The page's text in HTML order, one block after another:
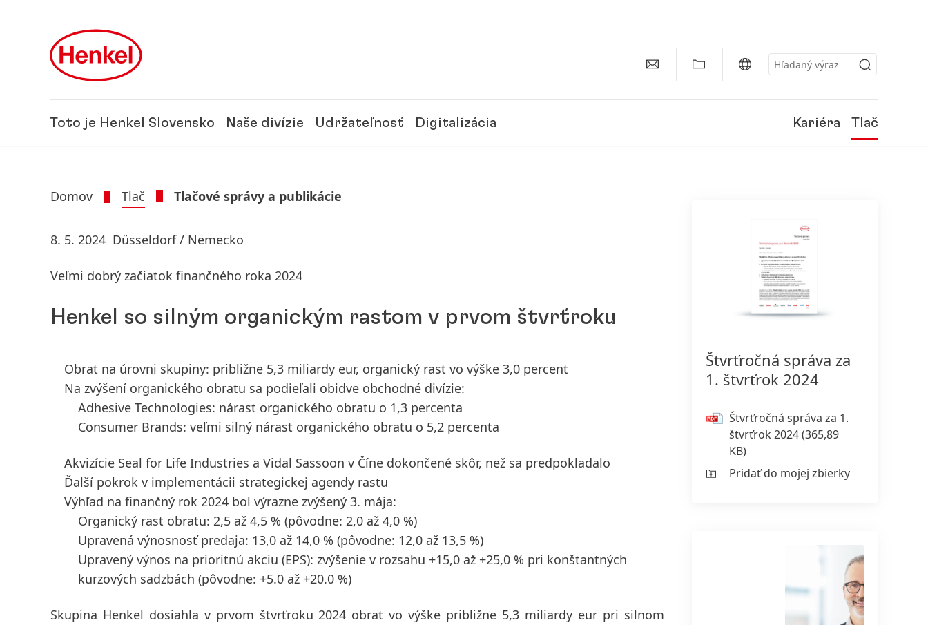
Toto je Henkel Slovensko
150 rokov spoločnosti Henkel
pokroku, ktorý dáva zmysel. V
spoločnosti Henkel každá zmena
znamená novú príležitosť, preto
podporujeme inovácie, udržateľnosť
Naše divízie Udržateľnosť Digitalizácia Kariéra Tlač
Domov Tlač Tlačové správy a publikácie
8. 5. 2024 Düsseldorf / Nemecko
Veľmi dobrý začiatok finančného roka 2024
Henkel so silným organickým rastom v prvom štvrťroku
Obrat na úrovni skupiny: približne 5,3 miliardy eur, organický rast vo výške 3,0 percent
Na zvýšení organického obratu sa podieľali obidve obchodné divízie:
Adhesive Technologies: nárast organického obratu o 1,3 percenta
Consumer Brands: veľmi silný nárast organického obratu o 5,2 percenta
Akvizície Seal for Life Industries a Vidal Sassoon v Číne dokončené skôr, než sa predpokladalo
Ďalší pokrok v implementácii strategickej agendy rastu
Výhľad na finančný rok 2024 bol výrazne zvýšený 3. mája:
Organický rast obratu: 2,5 až 4,5 % (pôvodne: 2,0 až 4,0 %)
Upravená výnosnosť predaja: 13,0 až 14,0 % (pôvodne: 12,0 až 13,5 %)
Upravený výnos na prioritnú akciu (EPS): zvýšenie v rozsahu +15,0 až +25,0 % pri konštantných
kurzových sadzbách (pôvodne: +5.0 až +20.0 %)
Skupina Henkel dosiahla v prvom štvrťroku 2024 obrat vo výške približne 5,3 miliardy eur pri silnom
Štvrťročná správa za
1. štvrťrok 2024
Štvrťročná správa za 1.
štvrťrok 2024(365,89
KB)
Pridať do mojej zbierky